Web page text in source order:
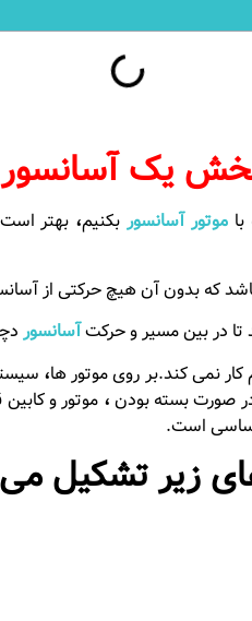
بخش یک آسانسور
موتور آسانسوربکنیم، بهتر
که بدون آن هیچ حرکتی از
تا در بین مسیر و حرکتآسانسور
نمی کند.بر روی موتور ها،
صورت بسته بودن ، موتور و
است.
زیر تشکیل